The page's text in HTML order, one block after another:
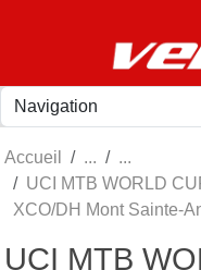
Accueil
UCI MTB WORLD
XCO/DH Mont Sainte-
UCI MTB